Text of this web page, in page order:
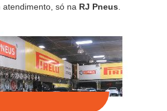
só na RJ Pneus